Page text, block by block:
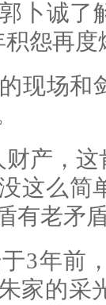
卜诚了
怨再度
现场和
财产，
这么简
有老矛
3年前
家的采